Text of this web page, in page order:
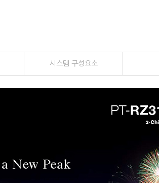
시스템 구성요소